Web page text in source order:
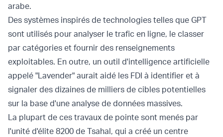
arabe.
Des systèmes inspirés de technologies telles que GPT
sont utilisés pour analyser le trafic en ligne, le classer
par catégories et fournir des renseignements
exploitables. En outre, un outil d'intelligence artificielle
appelé "Lavender" aurait aidé les FDI à identifier et à
signaler des dizaines de milliers de cibles potentielles
sur la base d'une analyse de données massives.
La plupart de ces travaux de pointe sont menés par
l'unité d'élite 8200 de Tsahal, qui a créé un centre